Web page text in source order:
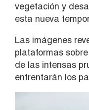
vegetación y
esta nueva
Las imágenes
plataformas
de las intensas
enfrentarán los